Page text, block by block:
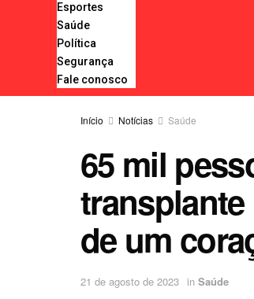
Esportes
Saúde
Política
Segurança
Fale conosco
Início Notícias Saúde
65 mil
transplante
de um
21 de agosto de 2023 in Saúde